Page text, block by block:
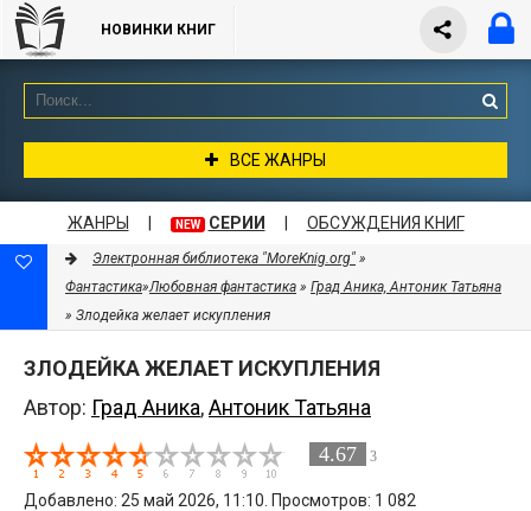
НОВИНКИ КНИГ
ВСЕ ЖАНРЫ
ЖАНРЫ NEW СЕРИИ ОБСУЖДЕНИЯ КНИГ
Электронная библиотека "MoreKnig.org" »
Фантастика»Любовная фантастика » Град Аника, Антоник Татьяна
» Злодейка желает искупления
ЗЛОДЕЙКА ЖЕЛАЕТ ИСКУПЛЕНИЯ
Автор: Град Аника,Антоник Татьяна
4.67 3
Добавлено: 25 май 2026, 11:10. Просмотров: 1 082